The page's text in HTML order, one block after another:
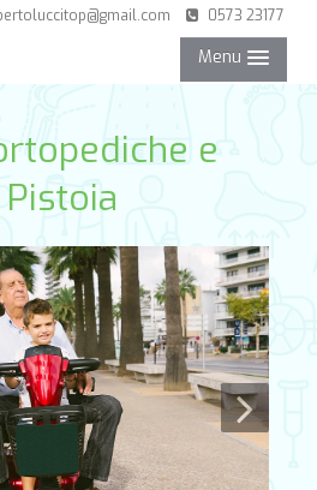
0573 23177
Menu
e